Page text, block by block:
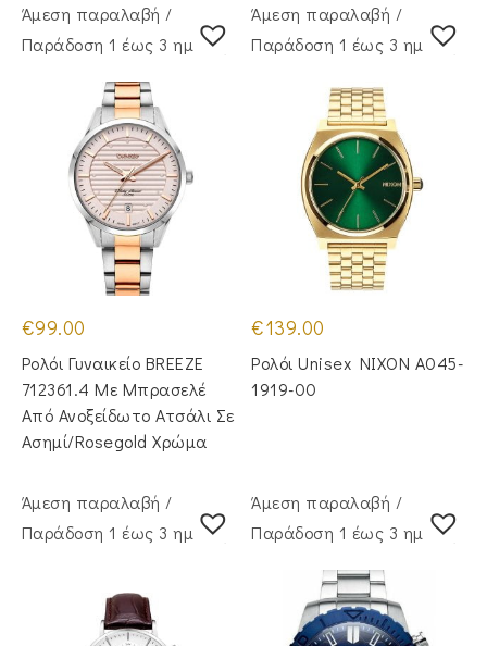
Άμεση παραλαβή /
Παράδoση 1 έως 3 ημέρες
€99.00
Ρολόι Γυναικείο BREEZE
712361.4 Με Μπρασελέ
Από Ανοξείδωτο Ατσάλι Σε
Ασημί/Rosegold Χρώμα
Άμεση παραλαβή /
Παράδoση 1 έως 3 ημέρες
€139.00
Ρολόι Unisex NIXON A045-
1919-00
Άμεση παραλαβή /
Παράδoση 1 έως 3 ημέρες
Άμεση παραλαβή /
Παράδoση 1 έως 3 ημέρες